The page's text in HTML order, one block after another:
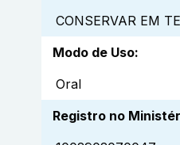
CONSERVAR EM
Modo de Uso:
Oral
Registro no